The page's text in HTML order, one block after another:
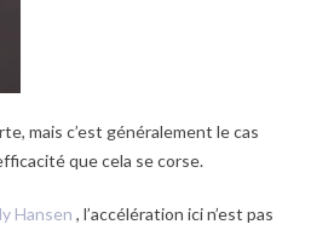
mais c’est généralement le cas
que cela se corse.
Hansen , l’accélération ici n’est pas